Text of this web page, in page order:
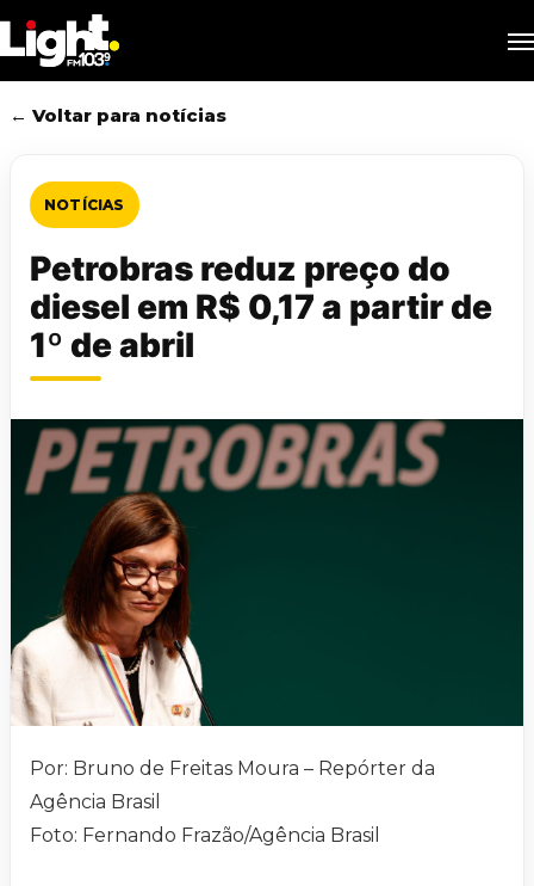
to
main
content
← Voltar para notícias
NOTÍCIAS
Petrobras reduz preço do
diesel em R$ 0,17 a partir de
1º de abril
Por: Bruno de Freitas Moura – Repórter da
Agência Brasil
Foto: Fernando Frazão/Agência Brasil